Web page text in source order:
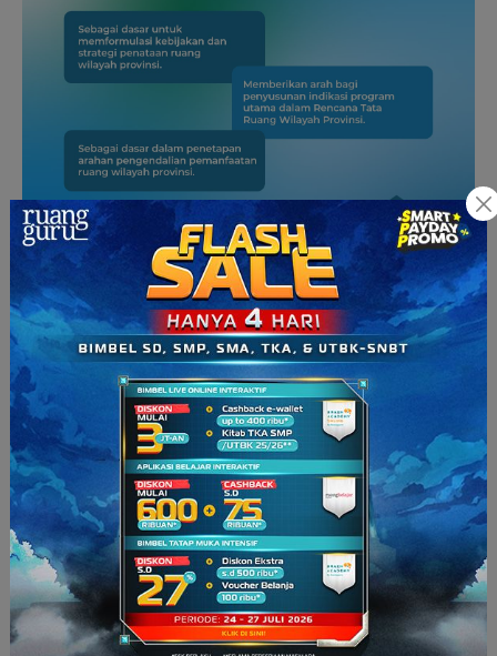
Fungsi Penataan Ruang Wilayah
Provinsi
Fungsi-fungsi utama dari Perencanaan Tata Ruang Wilayah
Provinsi termasuk:
Pengaturan Penggunaan Lahan: Merencanakan dan
mengatur penggunaan lahan di wilayah provinsi untuk
berbagai tujuan, seperti pemukiman, industri, pertanian,
konservasi alam, dan lainnya.
2. Pembangunan Terencana: Mengarahkan pembangunan